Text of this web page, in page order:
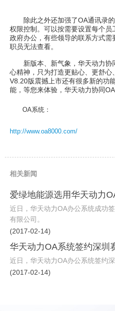
除此之外还加强了OA通讯录的
权限控制。可以按需要设置每个
政府办公，有些领导的联系方式
职员无法查看。
新版本、新气象，华天动力协
心精神，只为打造更贴心、更舒心
V8.20版震撼上市还有很多新的功
能，等您来体验，华天动力协同
OA系统：
http://www.oa8000.com/
相关新闻
爱绿地能源选用华天动力
近日，华天动力OA办公系统成功
有限公司。
(2017-02-14)
华天动力OA系统签约深圳
近日，华天动力OA办公系统签约
(2017-02-14)